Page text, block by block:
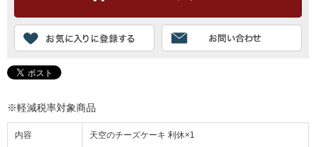
※軽減税率対象商品
内容 天空のチーズケーキ 利休×1